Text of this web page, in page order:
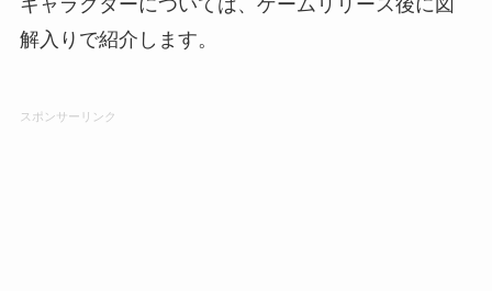
キャラクターについては、ゲームリリース後に図
解入りで紹介します。
スポンサーリンク